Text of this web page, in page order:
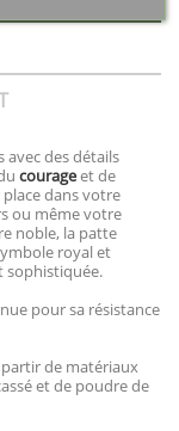
avec des détails
courageet de
dans votre
ou même votre
noble, la patte
royal et
sophistiquée.
pour sa résistance
de matériaux
et de poudre de